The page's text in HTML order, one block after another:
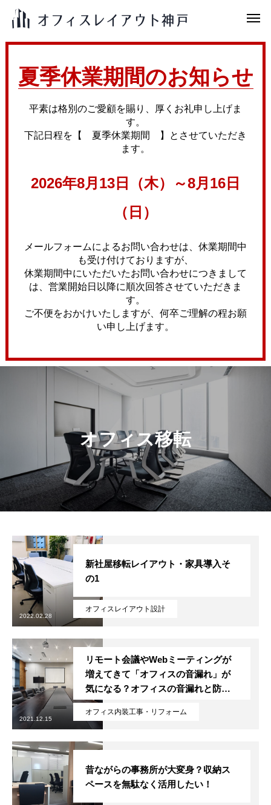
夏季休業期間のお知らせ
平素は格別のご愛顧を賜り、厚くお礼申し上げま
す。
下記日程を【 夏季休業期間 】とさせていただき
ます。
2026年8月13日（木）～8月16日
（日）
メールフォームによるお問い合わせは、休業期間中
も受け付けておりますが、
休業期間中にいただいたお問い合わせにつきまして
は、営業開始日以降に順次回答させていただきま
す。
ご不便をおかけいたしますが、何卒ご理解の程お願
い申し上げます。
オフィス移転
オフィスレイアウト設計
新社屋移転レイアウト・家具導入そ
の1
2022.02.28
オフィス内装工事・リフォーム
リモート会議やWebミーティングが
増えてきて「オフィスの音漏れ」が
気になる？オフィスの音漏れと防音
対策について
2021.12.15
昔ながらの事務所が大変身？収納ス
ペースを無駄なく活用したい！